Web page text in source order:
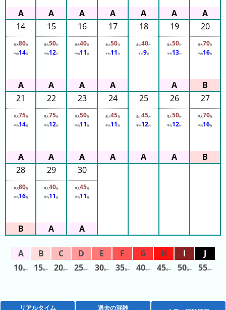
14
最大80分
平均14分
15
最大50分
平均12分
16
最大40分
平均11 分
17
最大50分
平均11 分
18
最大40分
平均9分
19
最大50分
平均13分
20
最大70分
平均16分
21
最大75分
平均14分
22
最大75分
平均12分
23
最大50分
平均11 分
24
最大45分
平均11 分
25
最大45分
平均12分
26
最大50分
平均12分
27
最大70分
平均16分
28
最大80分
平均16分
29
最大40分
平均11 分
30
最大45分
平均11 分
10分〜 15分〜 20分〜 25分〜 30分〜 35分〜 40分〜 45分〜 50分〜 55分〜
リアルタイム 過去の混雑